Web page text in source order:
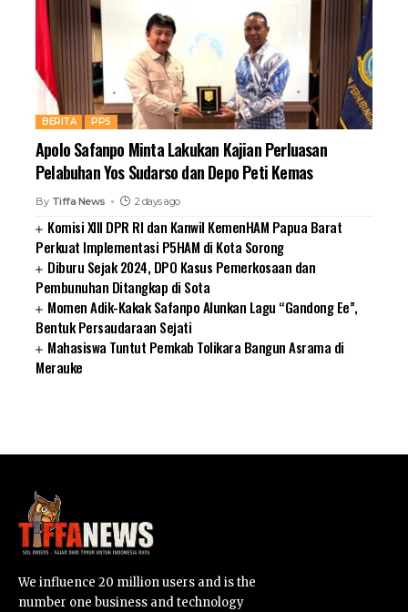
BERITA PPS
Apolo Safanpo Minta Lakukan Kajian Perluasan
Pelabuhan Yos Sudarso dan Depo Peti Kemas
By Tiffa News 2 days ago
Komisi XIII DPR RI dan Kanwil KemenHAM Papua Barat
Perkuat Implementasi P5HAM di Kota Sorong
Diburu Sejak 2024, DPO Kasus Pemerkosaan dan
Pembunuhan Ditangkap di Sota
Momen Adik-Kakak Safanpo Alunkan Lagu “Gandong Ee”,
Bentuk Persaudaraan Sejati
Mahasiswa Tuntut Pemkab Tolikara Bangun Asrama di
Merauke
We influence 20 million users and is the
number one business and technology